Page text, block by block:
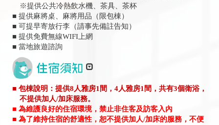
※提供公共冷熱飲水機、茶具、茶杯
■ 提供麻將桌、麻將用品（限包棟）
■ 可提早寄放行李（請事先備註告知）
■ 提供免費無線WIFI上網
■ 當地旅遊諮詢
■ 包棟說明：提供8人雅房1間，4人雅房1間，共有3個衛浴，
不提供加人/加床服務。
■ 為維護良好的住宿環境，禁止非住客及訪客入內
■ 為了維持住宿的舒適性，恕不提供加人/加床的服務，不便